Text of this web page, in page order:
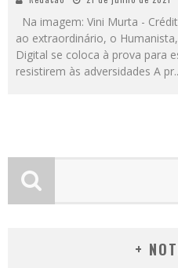
Na imagem: Vini Murta -
ao extraordinário, o
Digital se coloca à prova para
resistirem às adversidades A pr
+